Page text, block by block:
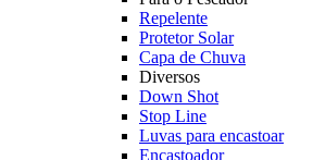
Repelente
Protetor Solar
Capa de Chuva
Diversos
Down Shot
Stop Line
Luvas para encastoar
Encastoador